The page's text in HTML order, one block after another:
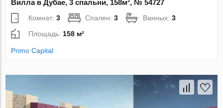
Вилла в Дубае, 3 спальни, 158м², № 54727
Комнат:3 Спален:3 Ванных:3
Площадь: 158 м²
Primo Capital